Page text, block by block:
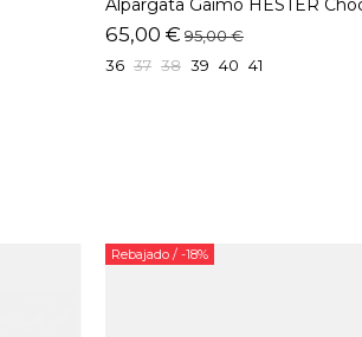
Alpargata Gaimo HESTER
65,00 € 95,00 €
36 37 38 39 40 41
Rebajado / -18%